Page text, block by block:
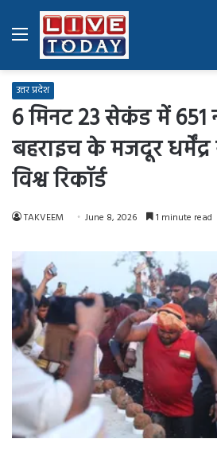
Menu
उत्तर प्रदेश
6 मिनट 23 सेकंड में 651
बहराइच के मजदूर धर्मेंद्र
विश्व रिकॉर्ड
TAKVEEM June 8, 2026 1 minute read